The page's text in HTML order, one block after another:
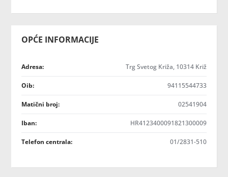
OPĆE INFORMACIJE
Adresa: Trg Svetog Križa, 10314 Križ
Oib: 94115544733
Matični broj: 02541904
Iban: HR4123400091821300009
Telefon centrala: 01/2831-510